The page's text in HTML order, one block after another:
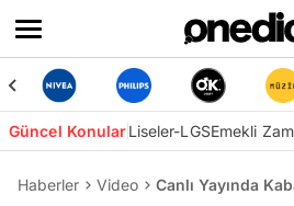
Güncel KonularLiseler-LGSEmekli
Haberler Video Canlı Yayında